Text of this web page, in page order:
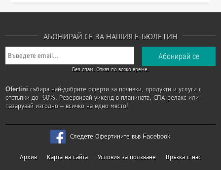
АБОНИРАЙ СЕ ЗА НАШИЯ Е-БЮЛЕТИН
Без спам. Отказ по всяко време.
Ofertini събира най-добрите оферти за почивки, продукти и услуги с
отстъпки до -60%. Резервирай уикенд в планината, СПА релакс или
пазарувай изгодно – всичко на едно място!
Следете Офертините във Facebook
Архив Карта на сайта Условия за ползване Връзка с нас